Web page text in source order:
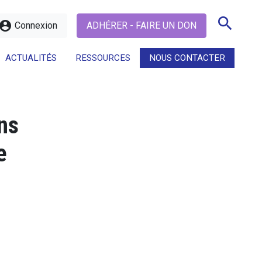
Connexion ADHÉRER - FAIRE UN DON search
ACTUALITÉS RESSOURCES NOUS CONTACTER